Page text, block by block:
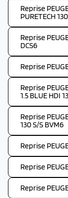
Reprise
PURETECH
Reprise
DCS6
Reprise
Reprise
1.5 BLUE HDI
Reprise
130 S/S BVM6
Reprise
Reprise
Reprise